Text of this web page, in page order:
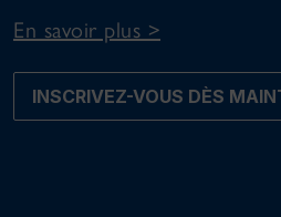
En savoir plus >
INSCRIVEZ-VOUS DÈS